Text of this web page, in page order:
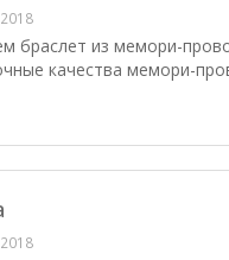
браслет из мемори-
качества мемори-